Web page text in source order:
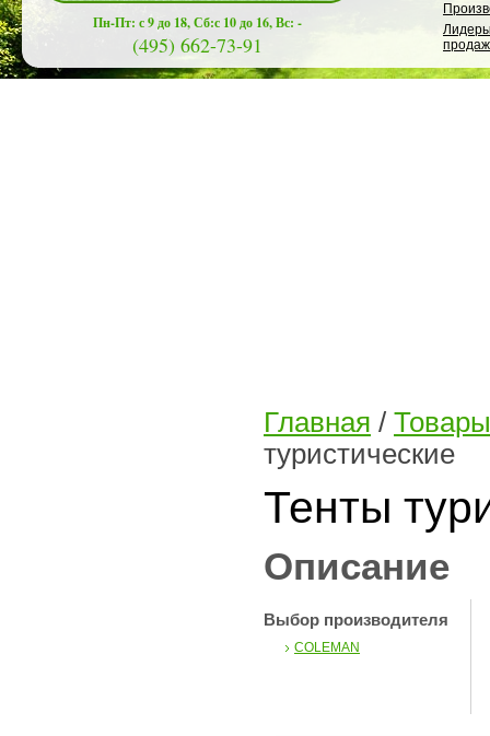
Пн-Пт: с 9 до 18, Сб:с 10 до 16, Вс: -
(495) 662-73-91
продаж
Главная /
туристические
Тенты
Описание
Выбор производителя
COLEMAN